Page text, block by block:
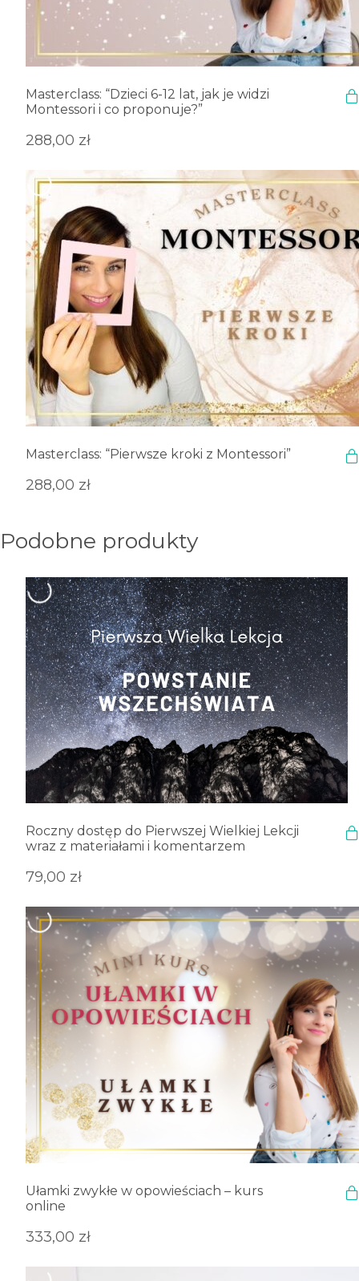
Masterclass: “Dzieci 6-12 lat, jak je widzi
Montessori i co proponuje?”
288,00 zł
Masterclass: “Pierwsze kroki z Montessori”
288,00 zł
Podobne produkty
Roczny dostęp do Pierwszej Wielkiej Lekcji
wraz z materiałami i komentarzem
79,00 zł
Ułamki zwykłe w opowieściach – kurs
online
333,00 zł